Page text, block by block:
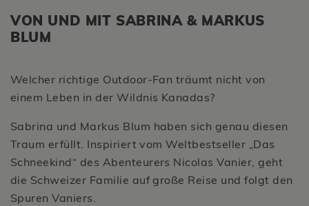
VON UND MIT SABRINA & MARKUS
BLUM
Welcher richtige Outdoor-Fan träumt nicht von
einem Leben in der Wildnis Kanadas?
Sabrina und Markus Blum haben sich genau diesen
Traum erfüllt. Inspiriert vom Weltbestseller „Das
Schneekind“ des Abenteurers Nicolas Vanier, geht
die Schweizer Familie auf große Reise und folgt den
Spuren Vaniers.